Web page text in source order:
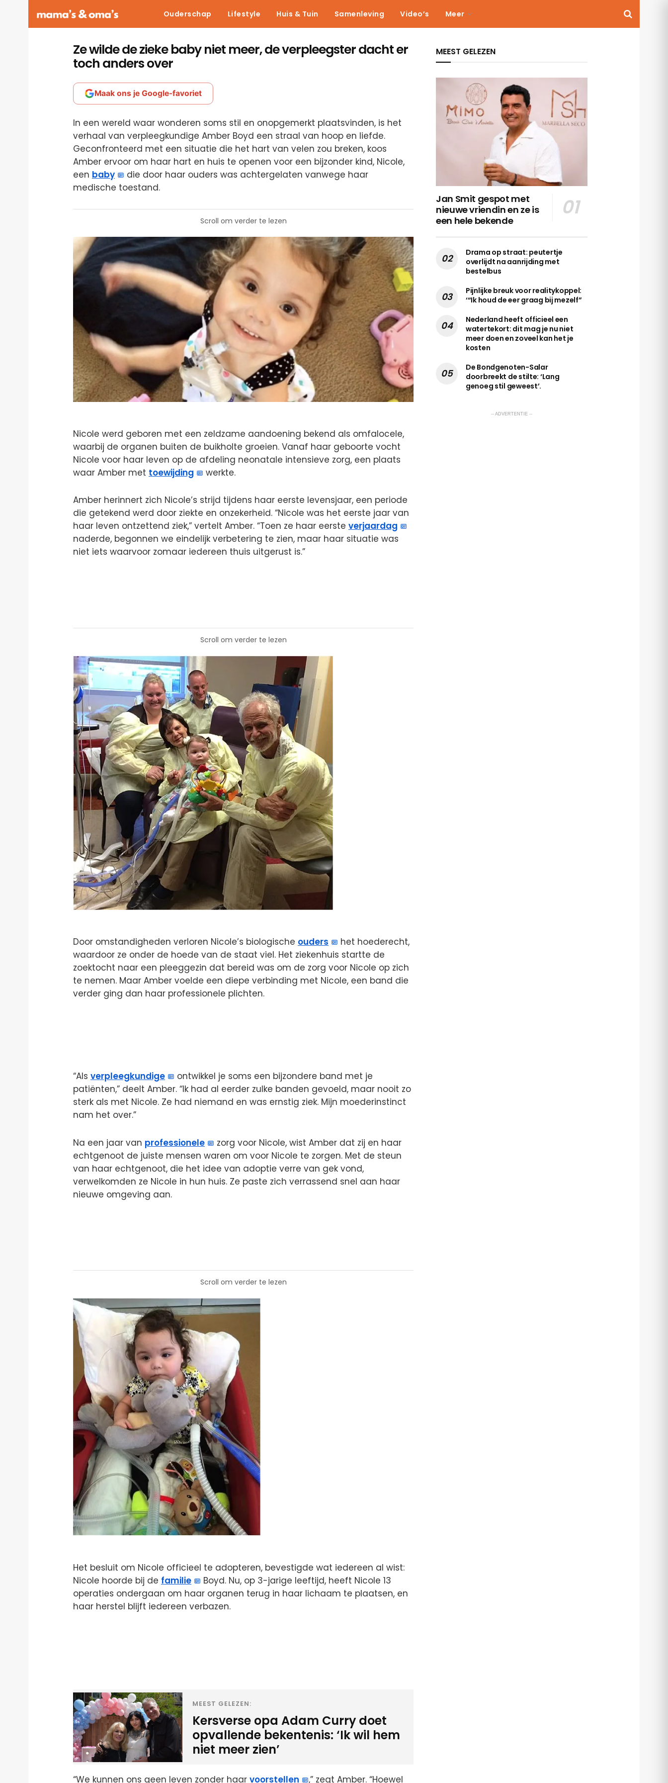
Ouderschap Lifestyle Huis & Tuin Samenleving Video’s Meer
Ze wilde de zieke baby niet meer, de verpleegster dacht er
toch anders over
Maak ons je Google-favoriet
In een wereld waar wonderen soms stil en onopgemerkt plaatsvinden, is het
verhaal van verpleegkundige Amber Boyd een straal van hoop en liefde.
Geconfronteerd met een situatie die het hart van velen zou breken, koos
Amber ervoor om haar hart en huis te openen voor een bijzonder kind, Nicole,
een baby
die door haar ouders was achtergelaten vanwege haar
medische toestand.
Scroll om verder te lezen
Nicole werd geboren met een zeldzame aandoening bekend als omfalocele,
waarbij de organen buiten de buikholte groeien. Vanaf haar geboorte vocht
Nicole voor haar leven op de afdeling neonatale intensieve zorg, een plaats
waar Amber met toewijding werkte.
Amber herinnert zich Nicole’s strijd tijdens haar eerste levensjaar, een periode
die getekend werd door ziekte en onzekerheid. “Nicole was het eerste jaar van
haar leven ontzettend ziek,” vertelt Amber. “Toen ze haar eerste verjaardag
naderde, begonnen we eindelijk verbetering te zien, maar haar situatie was
niet iets waarvoor zomaar iedereen thuis uitgerust is.”
Scroll om verder te lezen
Door omstandigheden verloren Nicole’s biologische ouders
het hoederecht,
waardoor ze onder de hoede van de staat viel. Het ziekenhuis startte de
zoektocht naar een pleeggezin dat bereid was om de zorg voor Nicole op zich
te nemen. Maar Amber voelde een diepe verbinding met Nicole, een band die
verder ging dan haar professionele plichten.
“Als verpleegkundige
ontwikkel je soms een bijzondere band met je
patiënten,” deelt Amber. “Ik had al eerder zulke banden gevoeld, maar nooit zo
sterk als met Nicole. Ze had niemand en was ernstig ziek. Mijn moederinstinct
nam het over.”
Na een jaar van professionele
zorg voor Nicole, wist Amber dat zij en haar
echtgenoot de juiste mensen waren om voor Nicole te zorgen. Met de steun
van haar echtgenoot, die het idee van adoptie verre van gek vond,
verwelkomden ze Nicole in hun huis. Ze paste zich verrassend snel aan haar
nieuwe omgeving aan.
Scroll om verder te lezen
Het besluit om Nicole officieel te adopteren, bevestigde wat iedereen al wist:
Nicole hoorde bij de familie
Boyd. Nu, op 3-jarige leeftijd, heeft Nicole 13
operaties ondergaan om haar organen terug in haar lichaam te plaatsen, en
haar herstel blijft iedereen verbazen.
MEEST GELEZEN:
Kersverse opa Adam Curry doet
opvallende bekentenis: ‘Ik wil hem
niet meer zien’
“We kunnen ons geen leven zonder haar voorstellen ,” zegt Amber. “Hoewel
MEEST GELEZEN
Jan Smit gespot met
nieuwe vriendin en ze is
een hele bekende
Drama op straat: peutertje
overlijdt na aanrijding met
bestelbus
Pijnlijke breuk voor realitykoppel:
‘“Ik houd de eer graag bij mezelf”
Nederland heeft officieel een
watertekort: dit mag je nu niet
meer doen en zoveel kan het je
kosten
De Bondgenoten-Salar
doorbreekt de stilte: ‘Lang
genoeg stil geweest’.
-- ADVERTENTIE --